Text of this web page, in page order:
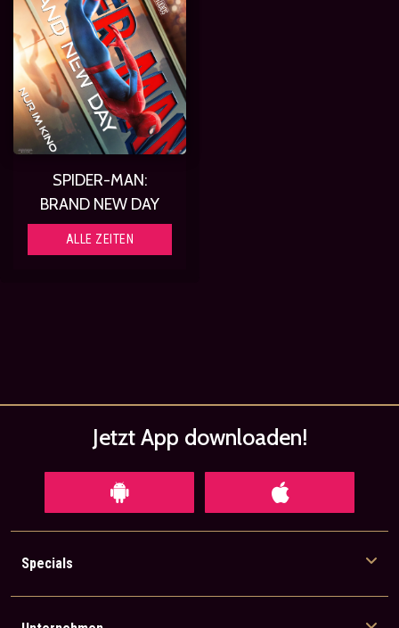
SPIDER-MAN:
BRAND NEW DAY
ALLE ZEITEN
Jetzt App downloaden!
Specials